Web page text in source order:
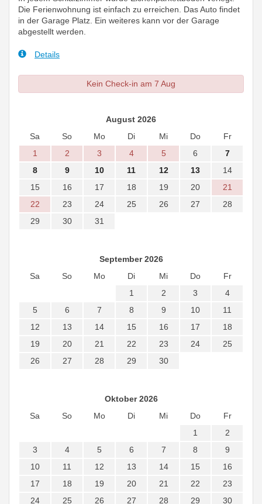
Die Ferienwohnung ist einfach zu erreichen. Das Auto findet
in der Garage Platz. Ein weiteres kann vor der Garage
abgestellt werden.
Details
Kein Check-in am 7 Aug
August 2026
Sa
So Mo Di Mi Do
Fr
1
2 3 4 5 6
7
8
9 10 11 12 13
14
15
16 17 18 19 20
21
22
23 24 25 26 27
28
29
30 31
September 2026
Sa
So Mo Di Mi Do
Fr
1
2 3
4
5
6 7 8 9 10
11
12
13 14 15 16 17
18
19
20 21 22 23 24
25
26
27 28 29 30
Oktober 2026
Sa
So Mo Di Mi Do
Fr
1
2
3
4 5 6 7 8
9
10
11 12 13 14 15
16
17
18 19 20 21 22
23
24
25 26 27 28 29
30